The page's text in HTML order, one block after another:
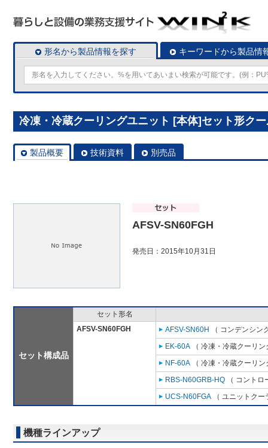
形名から製品情報を探す キーワードから製品情
冷凍・冷蔵クーリングユニット [本体]セット形ク
製品概要 技術資料 別売品
AFSV-SN60FGH
発売日：2015年10月31日
セット構成品
セット形名
AFSV-SN60FGH
AFSV-SN60H
（ コンデンシン
EK-60A （ 冷凍・冷蔵クーリ
NF-60A （ 冷凍・冷蔵クーリ
RBS-N60GRB-HQ （ コント
UCS-N60FGA （ ユニットク
機種ラインアップ